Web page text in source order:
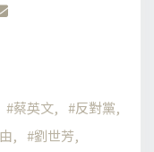
蔡英文
反對黨
劉世芳